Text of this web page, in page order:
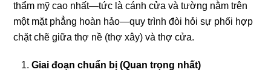
thẩm mỹ cao nhất—tức là cánh cửa và tường nằm trên
một mặt phẳng hoàn hảo—quy trình đòi hỏi sự phối hợp
chặt chẽ giữa thợ nề (thợ xây) và thợ cửa.
Giai đoạn chuẩn bị (Quan trọng nhất)